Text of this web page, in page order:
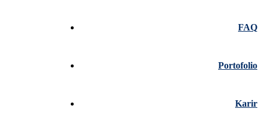
FAQ
Portofolio
Karir